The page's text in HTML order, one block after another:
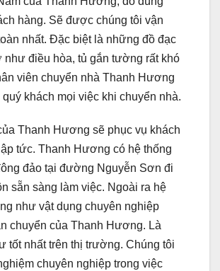
hàng. Sẽ được chúng tôi vận
nhất. Đặc biệt là những đồ đạc
như điều hòa, tủ gắn tường rất khó
viên chuyển nhà Thanh Hương
khách mọi việc khi chuyển nhà.
Thanh Hương sẽ phục vụ khách
tức. Thanh Hương có hệ thống
đảo tại đường Nguyễn Sơn đi
sẵn sàng làm việc. Ngoài ra hệ
như vật dụng chuyên nghiệp
chuyển của Thanh Hương. Là
tốt nhất trên thị trường. Chúng tôi
chuyên nghiệp trong việc